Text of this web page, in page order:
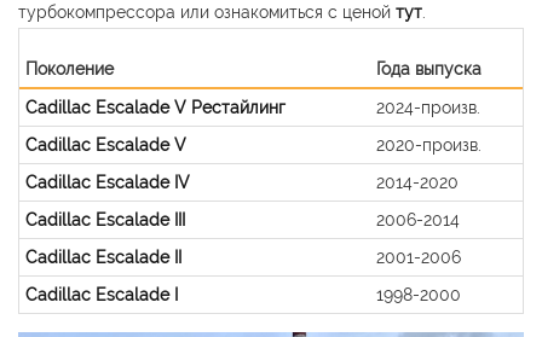
турбокомпрессора или ознакомиться с ценой тут
Поколение
Года выпуска
Cadillac Escalade V Рестайлинг
2024-произв.
Cadillac Escalade V
2020-произв.
Cadillac Escalade IV
2014-2020
Cadillac Escalade III
2006-2014
Cadillac Escalade II
2001-2006
Cadillac Escalade I
1998-2000